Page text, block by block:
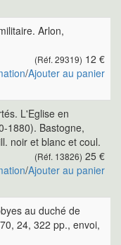
Arlon,
(Réf. 29319) 12 €
/Ajouter au panier
L'Eglise en
1880). Bastogne,
noir et blanc et coul.
(Réf. 13826) 25 €
/Ajouter au panier
au duché de
24, 322 pp., envoi,